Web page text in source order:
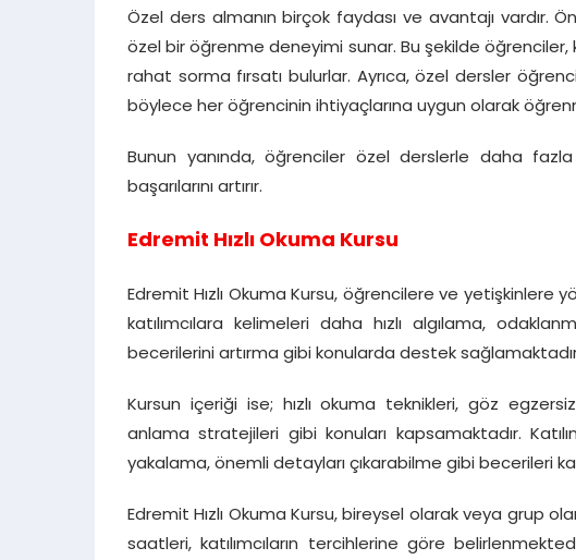
Özel ders almanın birçok faydası ve avantajı vardır.
özel bir öğrenme deneyimi sunar. Bu şekilde öğrenciler,
rahat sorma fırsatı bulurlar. Ayrıca, özel dersler
böylece her öğrencinin ihtiyaçlarına uygun olarak
Bunun yanında, öğrenciler özel derslerle daha
başarılarını artırır.
Edremit Hızlı Okuma Kursu
Edremit Hızlı Okuma Kursu, öğrencilere ve yetişkinlere
katılımcılara kelimeleri daha hızlı algılama,
becerilerini artırma gibi konularda destek
Kursun içeriği ise; hızlı okuma teknikleri, göz
anlama stratejileri gibi konuları kapsamaktadır.
yakalama, önemli detayları çıkarabilme gibi becerileri
Edremit Hızlı Okuma Kursu, bireysel olarak veya grup
saatleri, katılımcıların tercihlerine göre